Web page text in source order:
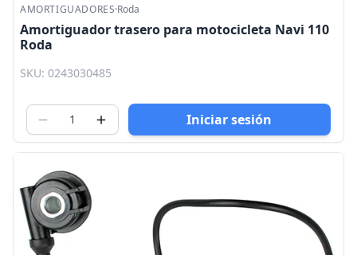
AMORTIGUADORES·Roda
Amortiguador trasero para motocicleta Navi 110
Roda
SKU: 0243030485
Iniciar sesión